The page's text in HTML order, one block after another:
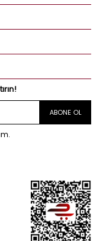
ABONE OL